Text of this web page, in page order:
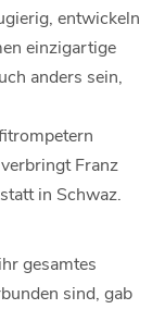
entwickeln
einzigartige
anders sein,
Franz
in Schwaz.
gesamtes
sind, gab